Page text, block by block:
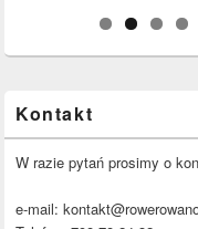
Kontakt
W razie pytań prosimy o
e-mail: